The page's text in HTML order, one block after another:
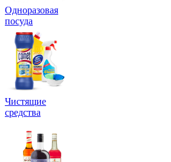
Одноразовая
посуда
Чистящие
средства